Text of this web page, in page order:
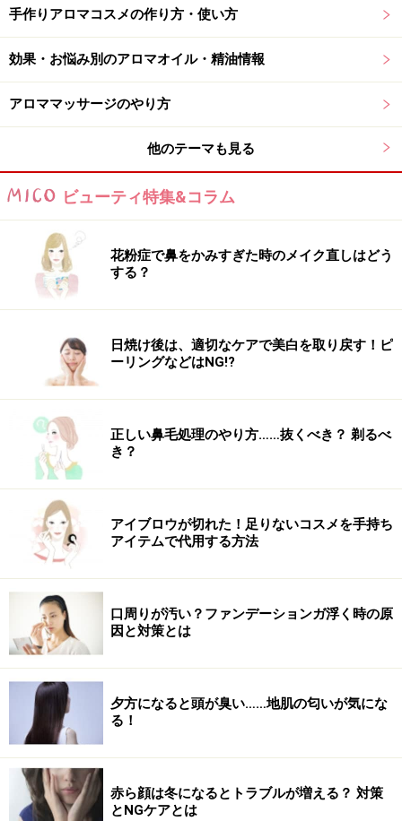
1 /3
手作りアロマコスメの作り方・使い方
効果・お悩み別のアロマオイル・精油情報
アロママッサージのやり方
他のテーマも見る
ビューティ特集&コラム
花粉症で鼻をかみすぎた時のメイク直しはどう
する？
日焼け後は、適切なケアで美白を取り戻す！ピ
ーリングなどはNG!?
正しい鼻毛処理のやり方……抜くべき？ 剃るべ
き？
アイブロウが切れた！足りないコスメを手持ち
アイテムで代用する方法
口周りが汚い？ファンデーションガ浮く時の原
因と対策とは
夕方になると頭が臭い……地肌の匂いが気にな
る！
赤ら顔は冬になるとトラブルが増える？ 対策
とNGケアとは